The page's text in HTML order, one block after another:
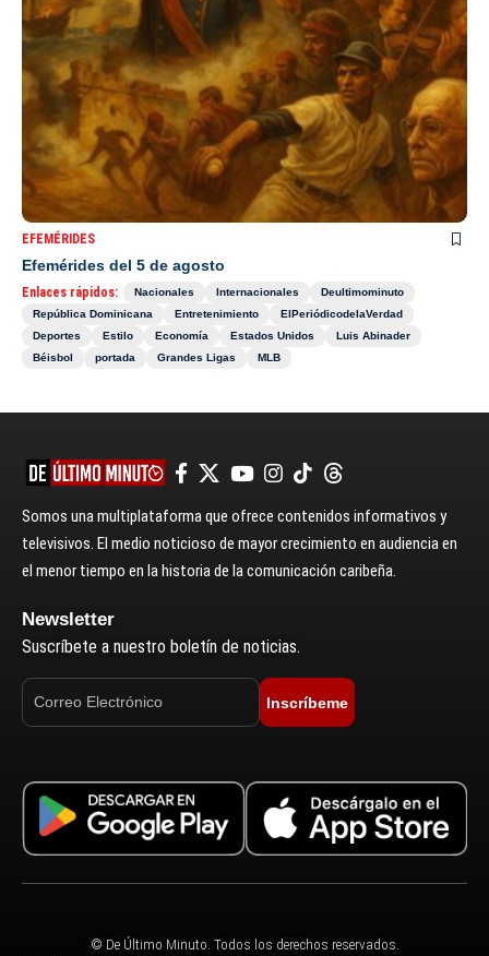
EFEMÉRIDES
Efemérides del 5 de agosto
Enlaces rápidos: Nacionales Internacionales
Deultimominuto
República Dominicana
Entretenimiento
ElPeriódicodelaVerdad
Deportes
Estilo Economía Estados Unidos
Luis Abinader
Béisbol
portada Grandes Ligas MLB
Somos una multiplataforma que ofrece contenidos informativos y
televisivos. El medio noticioso de mayor crecimiento en audiencia en
el menor tiempo en la historia de la comunicación caribeña.
Newsletter
Suscríbete a nuestro boletín de noticias.
Inscríbeme
© De Último Minuto. Todos los derechos reservados.